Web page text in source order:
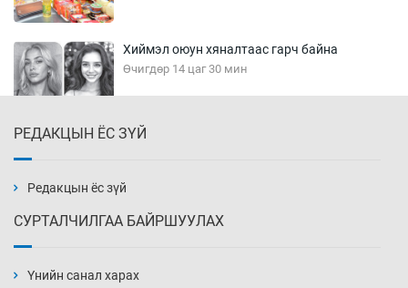
Хиймэл оюун хяналтаас гарч байна
Өчигдөр 14 цаг 30 мин
Өчигдөр 14 цаг 00 мин
нэмэгджээ
РЕДАКЦЫН ЁС ЗҮЙ
Редакцын ёс зүй
СУРТАЛЧИЛГАА БАЙРШУУЛАХ
Үнийн санал харах